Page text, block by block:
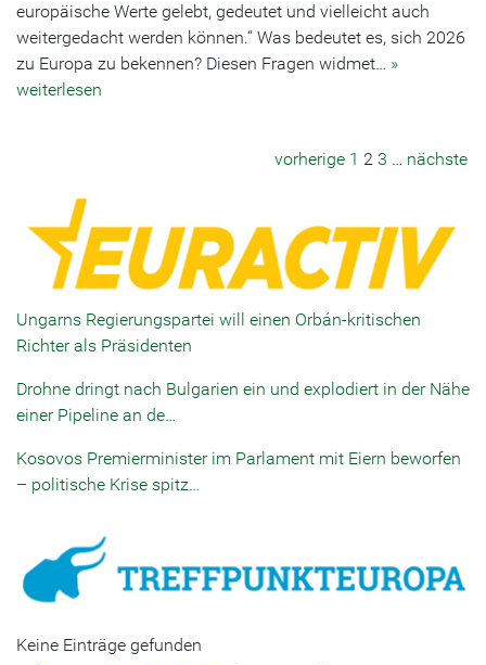
europäische Werte gelebt, gedeutet und vielleicht auch
weitergedacht werden können.“ Was bedeutet es, sich 2026
zu Europa zu bekennen? Diesen Fragen widmet… »
weiterlesen
vorherige 1 2 3 … nächste
Ungarns Regierungspartei will einen Orbán-kritischen
Richter als Präsidenten
Drohne dringt nach Bulgarien ein und explodiert in der Nähe
einer Pipeline an de…
Kosovos Premierminister im Parlament mit Eiern beworfen
– politische Krise spitz…
Keine Einträge gefunden